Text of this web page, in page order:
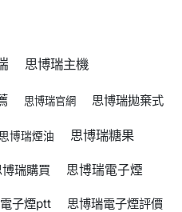
思博瑞主機
思博瑞官網 思博瑞拋棄式
思博瑞煙油 思博瑞糖果
博瑞購買 思博瑞電子煙
子煙ptt 思博瑞電子煙評價